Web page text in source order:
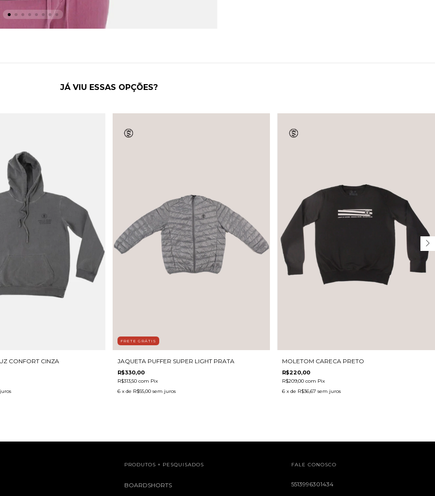
JÁ VIU ESSAS OPÇÕES?
CONFORT CINZA
FRETE GRÁTIS
JAQUETA PUFFER SUPER LIGHT PRATA
R$330,00
R$313,50 com Pix
6 x de R$55,00 sem juros
MOLETOM CARECA PRETO
R$220,00
R$209,00com Pix
6 x de R$36,67 sem juros
PRODUTOS + PESQUISADOS
BOARDSHORTS
FALE CONOSCO
5513996301434